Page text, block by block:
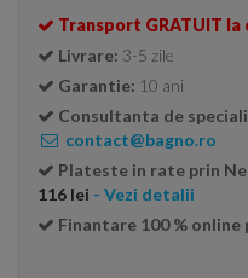
Transport GRATUIT la
Livrare: 3-5 zile
Garantie: 10 ani
Consultanta de
contact@bagno.ro
Plateste in rate prin
116 lei - Vezi detalii
Finantare 100 % online